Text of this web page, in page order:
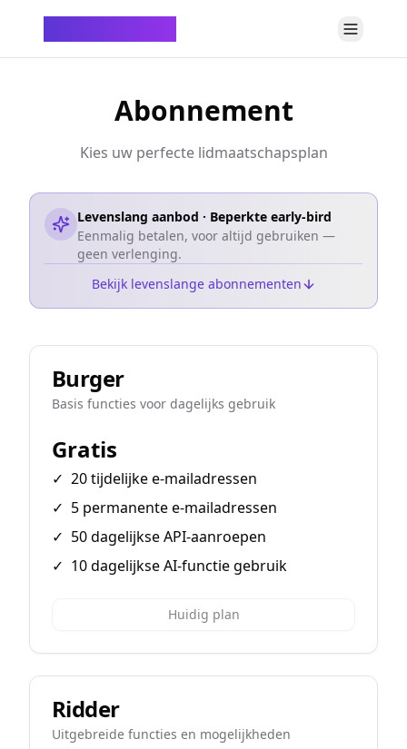
Abonnement
Kies uw perfecte lidmaatschapsplan
Levenslang aanbod · Beperkte early-bird
Eenmalig betalen, voor altijd gebruiken —
geen verlenging.
Bekijk levenslange abonnementen
Burger
Basis functies voor dagelijks gebruik
Gratis
✓ 20 tijdelijke e-mailadressen
✓ 5 permanente e-mailadressen
✓ 50 dagelijkse API-aanroepen
✓ 10 dagelijkse AI-functie gebruik
Huidig plan
Ridder
Uitgebreide functies en mogelijkheden